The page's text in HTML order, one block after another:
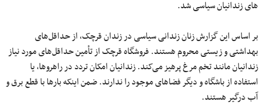
های زندانیان سیاسی شد.
بر اساس این گزارش زنان زندانی سیاسی در زندان قرچک، از حداقل‌های
بهداشتی و زیستی محروم هستند. فروشگاه قرچک از تأمین حداقل‌های مورد نیاز
زندانیان مانند تخم مرغ پرهیز می‌کند. زندانیان امکان تردد در راهروها، یا
استفاده از باشگاه و دیگر فضاهای موجود را ندارند. ضمن اینکه بارها با قطع برق و
آب درگیر هستند.